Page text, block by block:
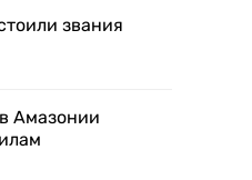
звания
Амазонии